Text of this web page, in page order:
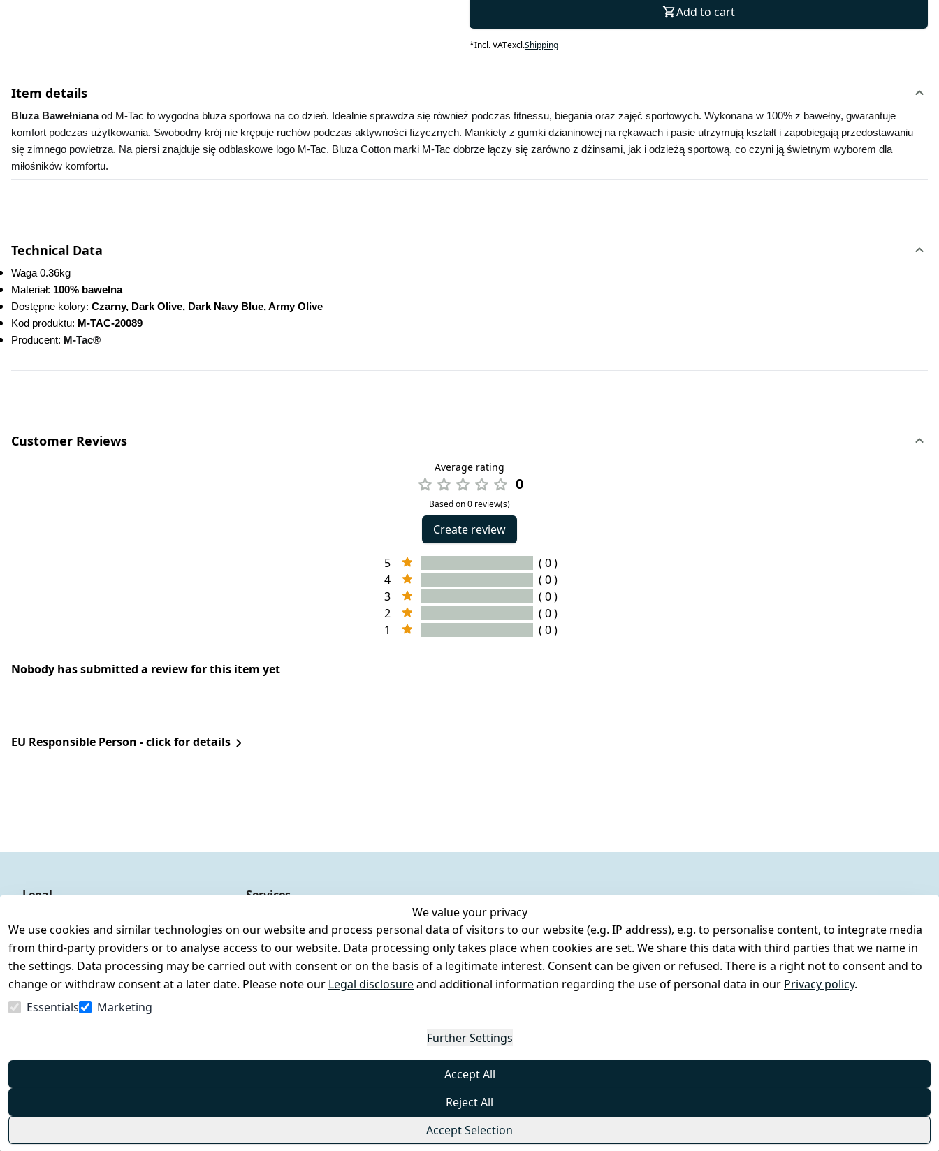
Add to cart
*Incl. VATexcl.Shipping
Item details
Bluza Bawełniana od M-Tac to wygodna bluza sportowa na co dzień. Idealnie sprawdza się również podczas fitnessu, biegania oraz zajęć sportowych. Wykonana w 100% z bawełny, gwarantuje
komfort podczas użytkowania. Swobodny krój nie krępuje ruchów podczas aktywności fizycznych. Mankiety z gumki dzianinowej na rękawach i pasie utrzymują kształt i zapobiegają przedostawaniu
się zimnego powietrza. Na piersi znajduje się odblaskowe logo M-Tac. Bluza Cotton marki M-Tac dobrze łączy się zarówno z dżinsami, jak i odzieżą sportową, co czyni ją świetnym wyborem dla
miłośników komfortu.
Technical Data
Waga 0.36kg
Materiał: 100% bawełna
Dostępne kolory: Czarny, Dark Olive, Dark Navy Blue, Army Olive
Kod produktu: M-TAC-20089
Producent: M-Tac®
Customer Reviews
Average rating
0
Based on 0 review(s)
Create review
5
( 0 )
4
( 0 )
3
( 0 )
2
( 0 )
1
( 0 )
Nobody has submitted a review for this item yet
EU Responsible Person - click for details
We value your privacy
We use cookies and similar technologies on our website and process personal data of visitors to our website (e.g. IP address), e.g. to personalise content, to integrate media
from third-party providers or to analyse access to our website. Data processing only takes place when cookies are set. We share this data with third parties that we name in
the settings. Data processing may be carried out with consent or on the basis of a legitimate interest. Consent can be given or refused. There is a right not to consent and to
change or withdraw consent at a later date. Please note our Legal disclosureand additional information regarding the use of personal data in our Privacy policy.
Essentials
Marketing
Further Settings
Accept All
Reject All
Accept Selection
Legal
Legal disclosure
Privacy Policy
Declaration of accessibility
Cancellation rights
Services
Register